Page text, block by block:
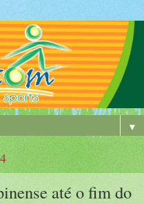
▼
até o fim do